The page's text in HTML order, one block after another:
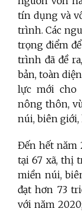
tín dụng và
trình. Các
trọng điểm
trình đã đề
bản, toàn
lực mới cho
nông thôn,
núi, biên giới,
Đến hết năm
tại 67 xã, thị
miền núi,
đạt hơn 73
với năm